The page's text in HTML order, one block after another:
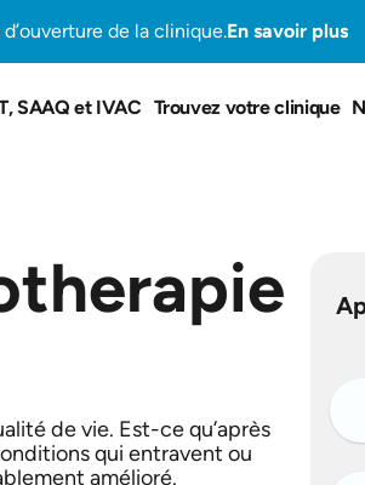
de la clinique.En savoir plus
SAAQ et IVAC Trouvez votre clinique
de vie. Est-ce qu’après
qui entravent ou
amélioré.